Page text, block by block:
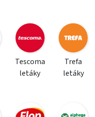
Tescoma
letáky
Trefa
letáky